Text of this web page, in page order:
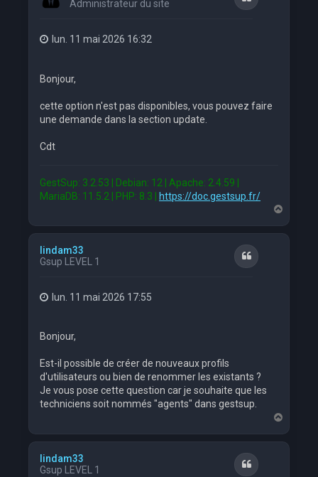
Administrateur du site
lun. 11 mai 2026 16:32
Bonjour,
cette option n'est pas disponibles, vous pouvez faire
une demande dans la section update.
Cdt
GestSup: 3.2.53 | Debian: 12 | Apache: 2.4.59 |
MariaDB: 11.5.2 | PHP: 8.3 |
https://doc.gestsup.fr/
a
lindam33
Gsup LEVEL 1
Citation
lun. 11 mai 2026 17:55
Bonjour,
Est-il possible de créer de nouveaux profils
d'utilisateurs ou bien de renommer les existants ?
Je vous pose cette question car je souhaite que les
techniciens soit nommés "agents" dans gestsup.
a
lindam33
Gsup LEVEL 1
Citation